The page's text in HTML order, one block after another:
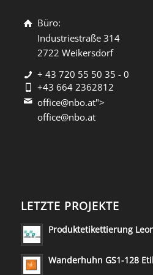
Büro:
Industriestraße 314
2722 Weikersdorf
+ 43 720 55 50 35 - 0
+43 664 2362812
office@nbo.at">
office@nbo.at
LETZTE PROJEKTE
Produktetikettierung
Wanderhuhn GS1-128